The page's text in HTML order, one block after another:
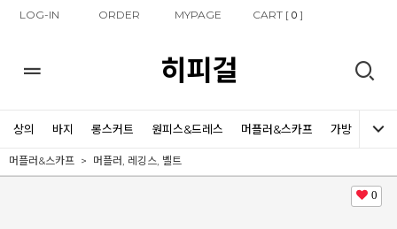
LOG-IN ORDER MYPAGE CART [0 ]
히피걸
상의 바지 롱스커트 원피스&드레스 머플러&스카프 가방 신발
머플러&스카프 머플러, 레깅스, 벨트
0